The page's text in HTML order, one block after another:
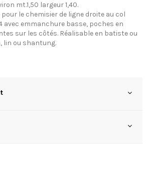
mt.1,50 largeur 1,40.
le chemisier de ligne droite au col
avec emmanchure basse, poches en
sur les côtés. Réalisable en batiste ou
lin ou shantung.